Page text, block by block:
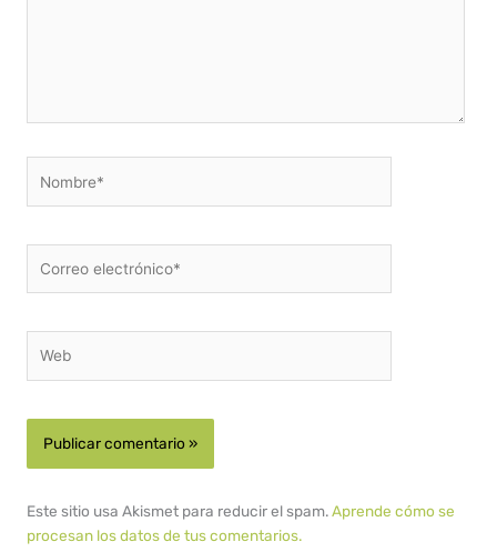
electrónico*
Este sitio usa Akismet para reducir el spam.Aprende cómo se
procesan los datos de tus comentarios.